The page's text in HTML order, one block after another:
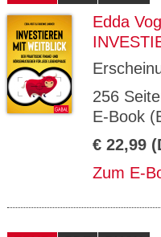
Edda
256
E-Book
€ 22,99
Zum E-